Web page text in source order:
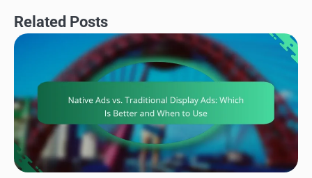
Related Posts